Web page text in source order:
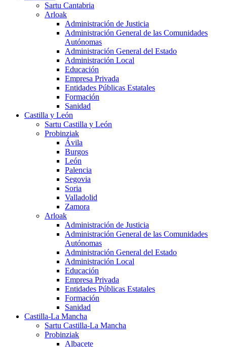
Sartu Cantabria
Arloak
Administración de Justicia
Administración General de las Comunidades
Autónomas
Administración General del Estado
Administración Local
Educación
Empresa Privada
Entidades Públicas Estatales
Formación
Sanidad
Castilla y León
Sartu Castilla y León
Probinziak
Ávila
Burgos
León
Palencia
Segovia
Soria
Valladolid
Zamora
Arloak
Administración de Justicia
Administración General de las Comunidades
Autónomas
Administración General del Estado
Administración Local
Educación
Empresa Privada
Entidades Públicas Estatales
Formación
Sanidad
Castilla-La Mancha
Sartu Castilla-La Mancha
Probinziak
Albacete